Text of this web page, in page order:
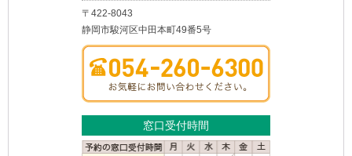
〒422-8043
静岡市駿河区中田本町49番5号
窓口受付時間